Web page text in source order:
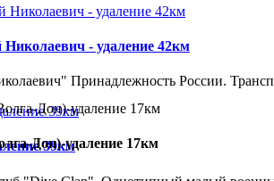
- удаление 42км
Принадлежность России.
39км
Дон)-удаление 17км